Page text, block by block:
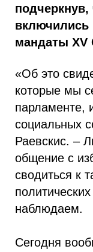
подчеркнув,
включились
мандаты XV
«Об это
которые мы
парламенте,
социальных
Раевскис. –
общение с
сводиться к
наблюдаем.
Сегодня